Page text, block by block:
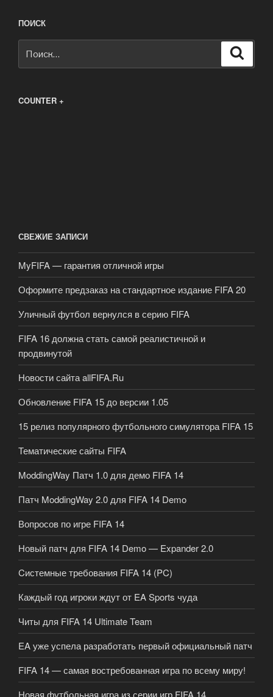
ПОИСК
COUNTER +
СВЕЖИЕ ЗАПИСИ
MyFIFA — гарантия отличной игры
Оформите предзаказ на стандартное издание FIFA 20
Уличный футбол вернулся в серию FIFA
FIFA 16 должна стать самой реалистичной и
продвинутой
Новости сайта allFIFA.Ru
Обновление FIFA 15 до версии 1.05
15 релиз популярного футбольного симулятора FIFA 15
Тематические сайты FIFA
ModdingWay Патч 1.0 для демо FIFA 14
Патч ModdingWay 2.0 для FIFA 14 Demo
Вопросов по игре FIFA 14
Новый патч для FIFA 14 Demo — Expander 2.0
Cистемные требования FIFA 14 (PC)
Каждый год игроки ждут от EA Sports чуда
Читы для FIFA 14 Ultimate Team
EA уже успела разработать первый официальный патч
FIFA 14 — самая востребованная игра по всему миру!
Новая футбольная игра из серии игр FIFA 14